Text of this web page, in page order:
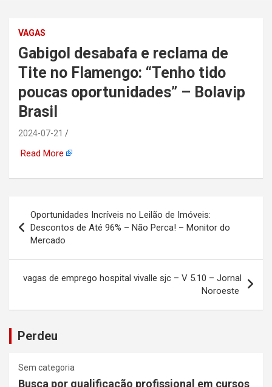
tecnologia, indústria
automotiva, mineração,
indústria naval, etc
VAGAS
Gabigol desabafa e reclama de
Tite no Flamengo: “Tenho tido
poucas oportunidades” – Bolavip
Brasil
2024-07-21
Read More
de
Post
Oportunidades Incríveis no Leilão de Imóveis:
Descontos de Até 96% – Não Perca! – Monitor do
Mercado
vagas de emprego hospital vivalle sjc – V 5.10 – Jornal
Noroeste
Perdeu
Sem categoria
Busca por qualificação profissional em cursos